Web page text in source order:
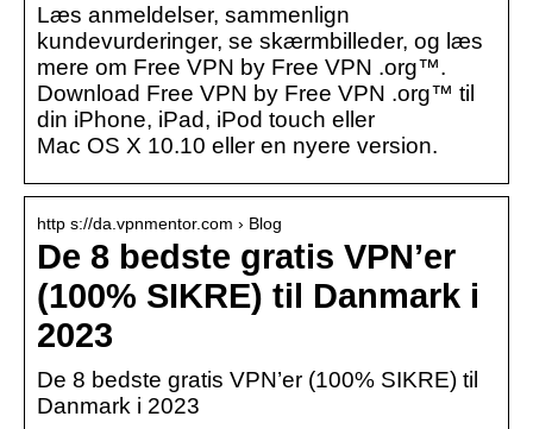
Læs anmeldelser, sammenlign
kundevurderinger, se skærmbilleder, og læs
mere om Free VPN by Free VPN .org™.
Download Free VPN by Free VPN .org™ til
din iPhone, iPad, iPod touch eller
Mac OS X 10.10 eller en nyere version.
http s://da.vpnmentor.com › Blog
De 8 bedste gratis VPN’er
(100% SIKRE) til Danmark i
2023
De 8 bedste gratis VPN’er (100% SIKRE) til
Danmark i 2023